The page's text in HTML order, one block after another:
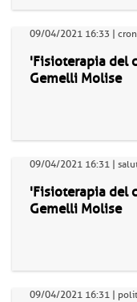
09/04/2021 16:33 |
'Fisioterapia del
Gemelli Molise
09/04/2021 16:31 |
'Fisioterapia del
Gemelli Molise
09/04/2021 16:31 |